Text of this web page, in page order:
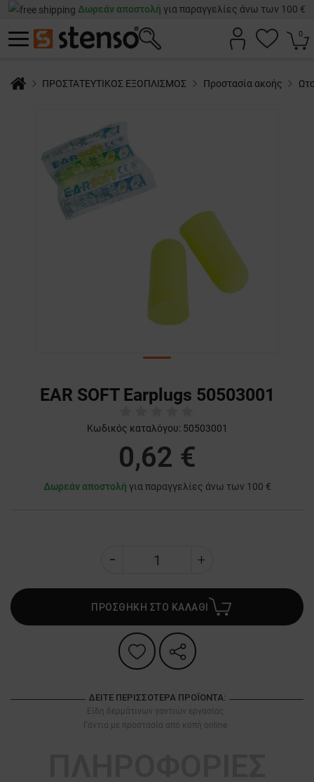
Δωρεάν αποστολή για παραγγελίες άνω των 100 €
0
ΠΡΟΣΤΑΤΕΥΤΙΚΟΣ ΕΞΟΠΛΙΣΜΟΣ Προστασία ακοής
EAR SOFT Earplugs 50503001
Κωδικός καταλόγου: 50503001
0,62 €
Δωρεάν αποστολή για παραγγελίες άνω των 100 €
ΠΡΟΣΘΗΚΗ ΣΤΟ ΚΑΛΑΘΙ
ΔΕΊΤΕ ΠΕΡΙΣΣΌΤΕΡΑ ΠΡΟΪΌΝΤΑ:
Είδη δερμάτινων γαντιών εργασίας
Γάντια με προστασία από κοπή online